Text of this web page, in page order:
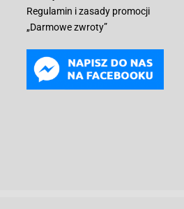
Regulamin i zasady promocji
„Darmowe zwroty”